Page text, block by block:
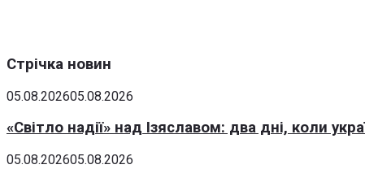
Стрічка новин
05.08.202605.08.2026
«Світло надії» над Ізяславом: два дні, коли
05.08.202605.08.2026